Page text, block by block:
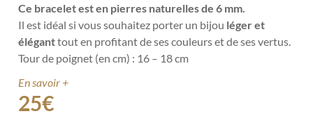
Ce bracelet est en pierres naturelles de 6 mm.
Il est idéal si vous souhaitez porter un bijou léger et
éléganttout en profitant de ses couleurs et de ses vertus.
Tour de poignet (en cm) : 16 – 18 cm
En savoir +
25€